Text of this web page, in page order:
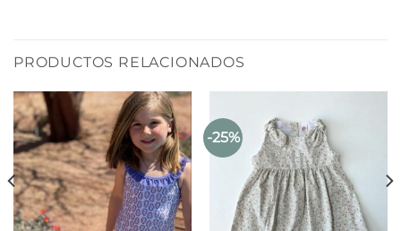
PRODUCTOS RELACIONADOS
-25%